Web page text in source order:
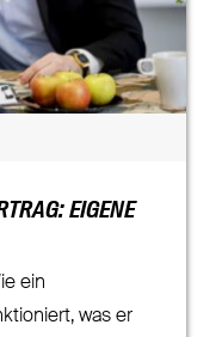
EIGENE
ein
was er